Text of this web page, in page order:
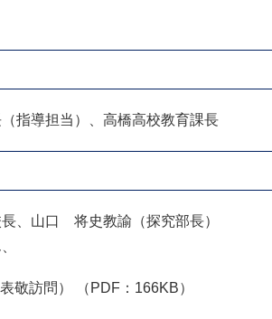
指導担当）、高橋高校教育課長
、山口 将史教諭（探究部長）
訪問） （PDF：166KB）